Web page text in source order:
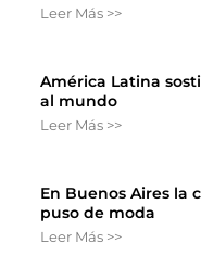
Leer Más >>
América Latina
al mundo
Leer Más >>
En Buenos Aires la
puso de moda
Leer Más >>